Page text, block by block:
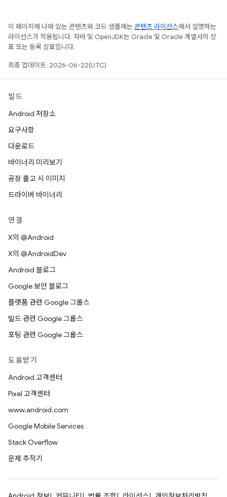
이 페이지에 나와 있는 콘텐츠와 코드 샘플에는 콘텐츠 라이선스에서 설명하는
라이선스가 적용됩니다. 자바 및 OpenJDK는 Oracle 및 Oracle 계열사의 상
표 또는 등록 상표입니다.
최종 업데이트: 2026-06-22(UTC)
빌드
Android 저장소
요구사항
다운로드
바이너리 미리보기
공장 출고 시 이미지
드라이버 바이너리
연결
X의 @Android
X의 @AndroidDev
Android 블로그
Google 보안 블로그
플랫폼 관련 Google 그룹스
빌드 관련 Google 그룹스
포팅 관련 Google 그룹스
도움받기
Android 고객센터
Pixel 고객센터
www.android.com
Google Mobile Services
Stack Overflow
문제 추적기